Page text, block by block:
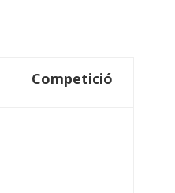
Competició